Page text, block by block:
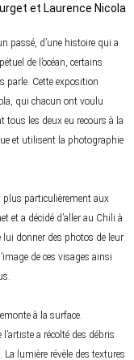
et Laurence Nicola
passé, d’une histoire qui a
de l’océan, certains
parle. Cette exposition
qui chacun ont voulu
tous les deux eu recours à la
et utilisent la photographie
plus particulièrement aux
et a décidé d’aller au Chili à
lui donner des photos de leur
de ces visages ainsi
à la surface.
a récolté des débris
lumière révèle des textures